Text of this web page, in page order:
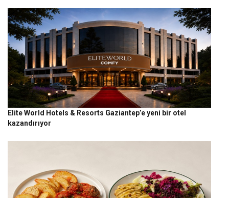
Elite World Hotels & Resorts Gaziantep’e yeni bir otel
kazandırıyor